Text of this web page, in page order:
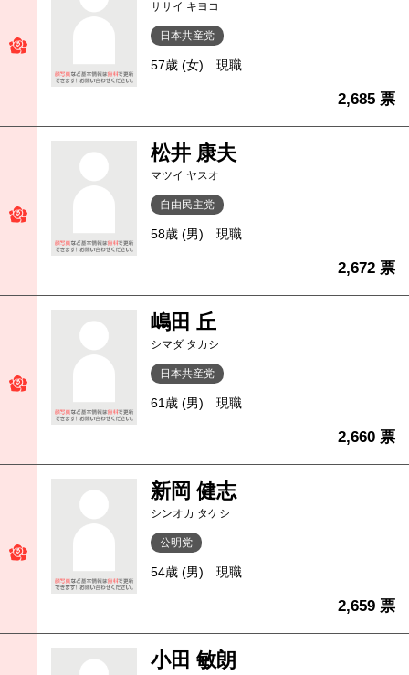
ササイ キヨコ
日本共産党
57歳 (女) 現職
2,685 票
松井 康夫
マツイ ヤスオ
自由民主党
58歳 (男) 現職
2,672 票
嶋田 丘
シマダ タカシ
日本共産党
61歳 (男) 現職
2,660 票
新岡 健志
シンオカ タケシ
公明党
54歳 (男) 現職
2,659 票
小田 敏朗